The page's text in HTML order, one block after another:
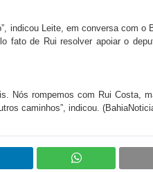
indicou Leite, em conversa com o
fato de Rui resolver apoiar o
Nós rompemos com Rui Costa,
caminhos”, indicou.